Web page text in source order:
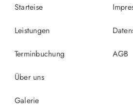
Starteise
Leistungen
Terminbuchung
Über uns
Galerie
AGB